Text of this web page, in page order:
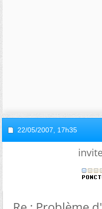
22/05/2007, 17h35